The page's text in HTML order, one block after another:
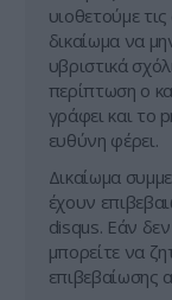
υιοθετούμε
δικαίωμα να
υβριστικά
περίπτωση ο
γράφει και το
ευθύνη φέρει.
Δικαίωμα
έχουν
disqus. Εάν
μπορείτε να
επιβεβαίωσης